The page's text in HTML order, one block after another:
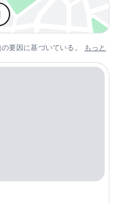
要因に基づいている。
もっと